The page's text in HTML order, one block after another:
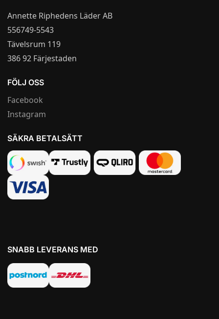
Annette Riphedens Läder AB
556749-5543
Tävelsrum 119
386 92 Färjestaden
FÖLJ OSS
Facebook
Instagram
SÄKRA BETALSÄTT
SNABB LEVERANS MED